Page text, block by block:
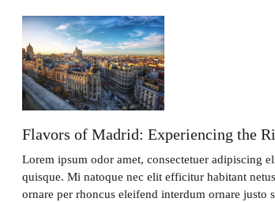
Flavors of Madrid: Experiencing the
Lorem ipsum odor amet, consectetuer adipiscing
quisque. Mi natoque nec elit efficitur habitant
ornare per rhoncus eleifend interdum ornare justo